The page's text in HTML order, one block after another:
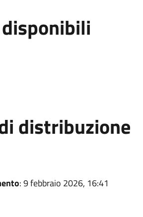
distribuzione
: 9 febbraio 2026, 16:41